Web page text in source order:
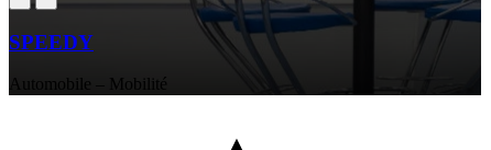
SPEEDY
Automobile – Mobilité